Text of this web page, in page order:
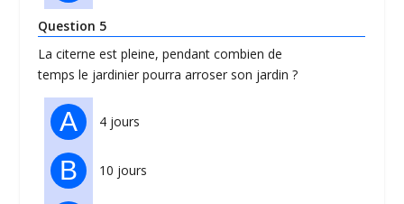
Question 5
La citerne est pleine, pendant combien de
temps le jardinier pourra arroser son jardin ?
A 4 jours
B 10 jours